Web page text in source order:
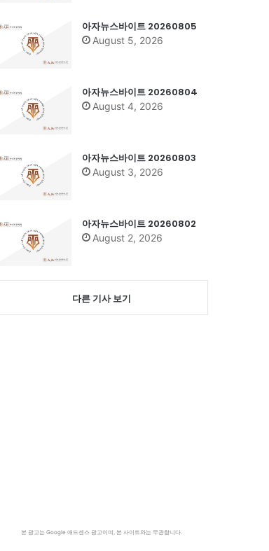
아자뉴스바이트 20260805
August 5, 2026
아자뉴스바이트 20260804
August 4, 2026
아자뉴스바이트 20260803
August 3, 2026
아자뉴스바이트 20260802
August 2, 2026
다른 기사 보기
본 광고는 Google 애드센스 광고이며, 본 사이트와는 무관합니다.